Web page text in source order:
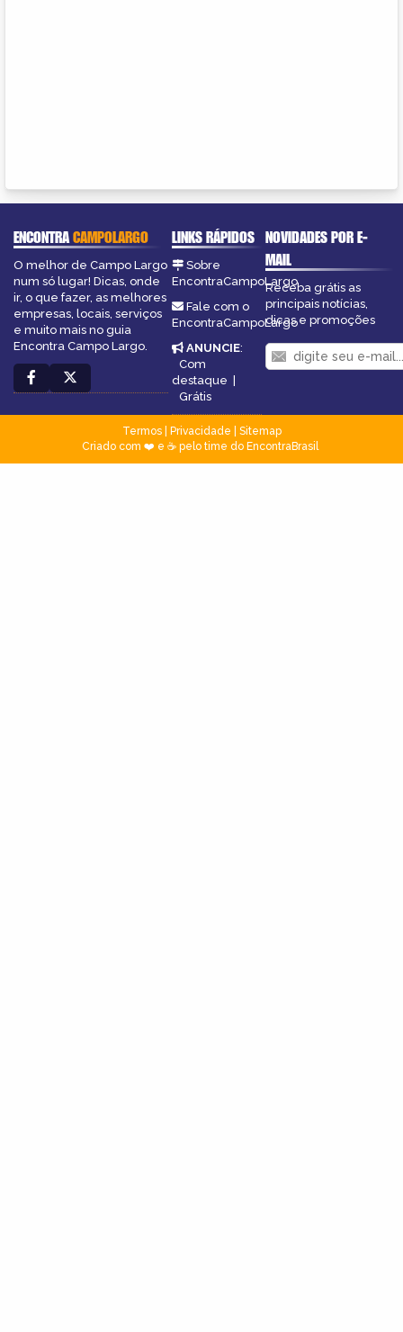
ENCONTRACAMPOLARGO
O melhor de Campo Largo
num só lugar! Dicas, onde
ir, o que fazer, as melhores
empresas, locais, serviços
e muito mais no guia
Encontra Campo Largo.
LINKS RÁPIDOS
Sobre
EncontraCampoLargo
Fale com o
EncontraCampoLargo
ANUNCIE:
Com
destaque |
Grátis
NOVIDADES POR E-
MAIL
Receba grátis as
principais notícias,
dicas e promoções
Termos| Privacidade
Sitemap
Criado com ❤️ e ☕ pelo time do EncontraBrasil